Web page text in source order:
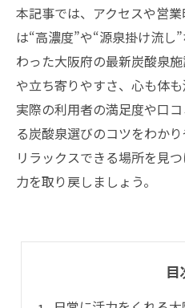
本記事では、アクセスや営
は“高濃度”や“源泉掛け流し
わった大阪府の最新炭酸泉
や立ち寄りやすさ、心も体も
実際の利用者の満足度や口
る炭酸泉選びのコツをわか
リラックスできる場所を見
力を取り戻しましょう。
目